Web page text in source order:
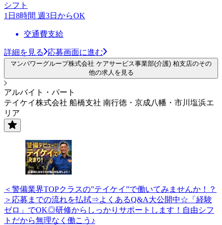
シフト
1日8時間 週3日からOK
交通費支給
詳細を見る 応募画面に進む
マンパワーグループ株式会社 ケアサービス事業部(介護) 柏支店のその
他の求人を見る
アルバイト・パート
テイケイ株式会社 船橋支社 南行徳・京成八幡・市川塩浜エ
リア
＜警備業界TOPクラスの”テイケイ”で働いてみませんか！？
＞応募までの流れを払拭⇒よくあるQ&A大公開中☆「経験
ゼロ」でOK◎研修からしっかりサポートします！自由シフ
トだから無理なく働こう♪